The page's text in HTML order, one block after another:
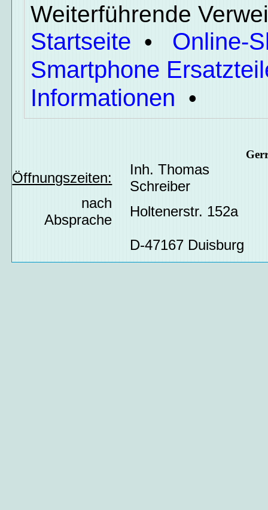
Weiterführende
Startseite • Online-
Smartphone
Informationen •
Öffnungszeiten:
Inh. Thomas
Schreiber
nach
Absprache
Holtenerstr. 152a
D-47167 Duisburg